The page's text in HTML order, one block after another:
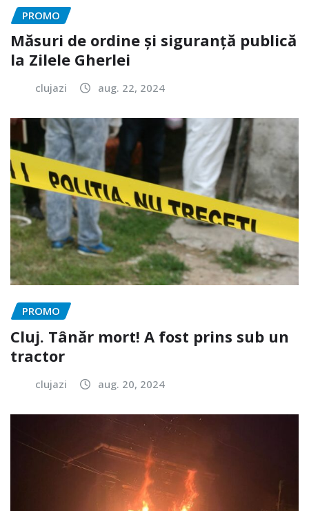
PROMO
Măsuri de ordine și siguranță publică
la Zilele Gherlei
clujazi aug. 22, 2024
PROMO
Cluj. Tânăr mort! A fost prins sub un
tractor
clujazi aug. 20, 2024